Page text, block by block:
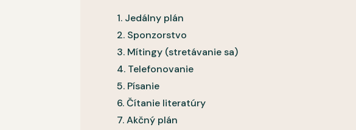
1. Jedálny plán
2. Sponzorstvo
3. Mítingy (stretávanie sa)
4. Telefonovanie
5. Písanie
6. Čítanie literatúry
7. Akčný plán